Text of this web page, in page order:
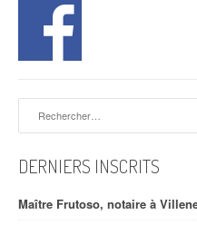
DERNIERS INSCRITS
Maître Frutoso, notaire à